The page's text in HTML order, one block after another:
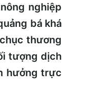
nghiệp
bá khá
thương
tượng dịch
hưởng trực